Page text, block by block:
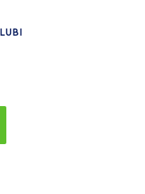
LUBI